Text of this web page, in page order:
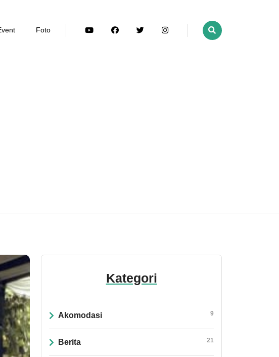
Foto
Kategori
Akomodasi 9
Berita 21